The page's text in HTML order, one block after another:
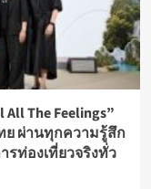
The Feelings”
ย ผ่านทุกความรู้สึก
รท่องเที่ยวจริงทั่ว